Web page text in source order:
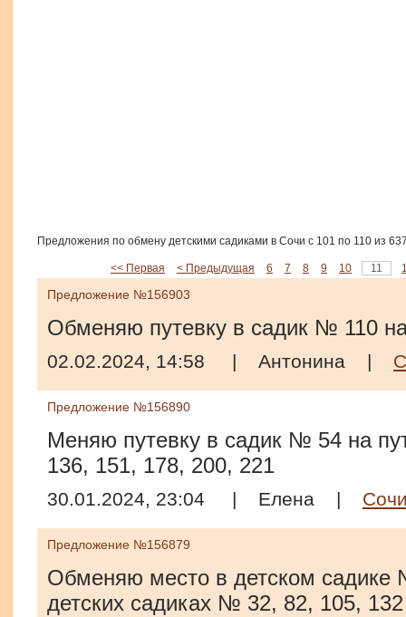
Предложения по обмену детскими садиками в Сочи с 101 по 110 из
<< Первая < Предыдущая 6 7 8 9 10 11
Предложение №156903
Обменяю путевку в садик № 110
02.02.2024, 14:58 | Антонина |
Предложение №156890
Меняю путевку в садик № 54 на
136, 151, 178, 200, 221
30.01.2024, 23:04 | Елена |
Предложение №156879
Обменяю место в детском садике
детских садиках № 32, 82, 105, 132